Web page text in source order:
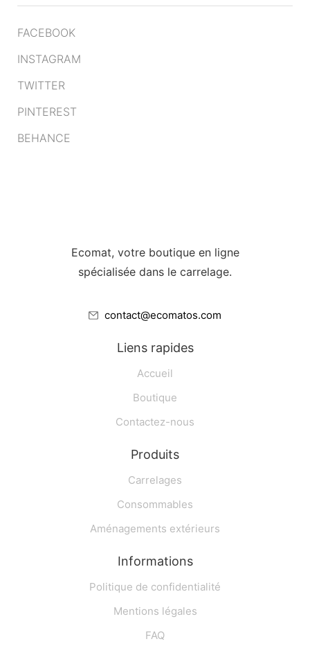
FACEBOOK
INSTAGRAM
TWITTER
PINTEREST
BEHANCE
Ecomat, votre boutique en ligne
spécialisée dans le carrelage.
contact@ecomatos.com
Liens rapides
Accueil
Boutique
Contactez-nous
Produits
Carrelages
Consommables
Aménagements extérieurs
Informations
Politique de confidentialité
Mentions légales
FAQ